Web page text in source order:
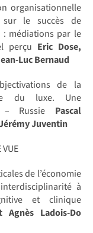
organisationnelle
sur le succès de
: médiations par le
perçu Eric Dose,
Luc Bernaud
de la
du luxe. Une
– Russie Pascal
Juventin
de l’économie
à
et clinique
Agnès Ladois-Do